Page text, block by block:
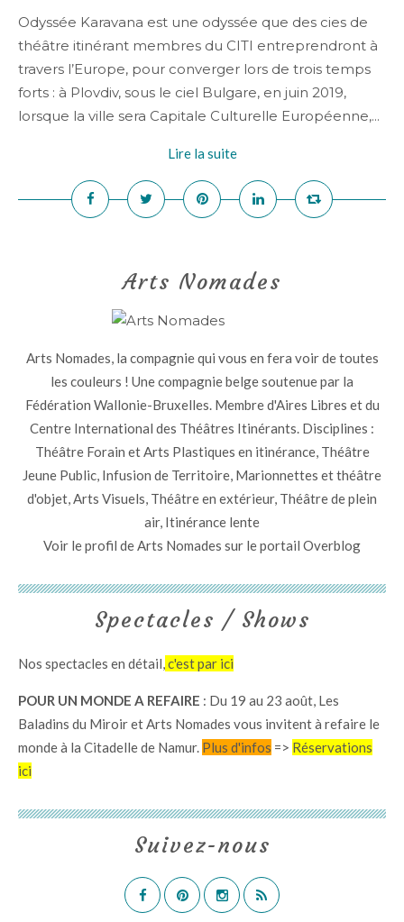
Odyssée Karavana est une odyssée que des cies de
théâtre itinérant membres du CITI entreprendront à
travers l’Europe, pour converger lors de trois temps
forts : à Plovdiv, sous le ciel Bulgare, en juin 2019,
lorsque la ville sera Capitale Culturelle Européenne,...
Lire la suite
Arts Nomades
Arts Nomades, la compagnie qui vous en fera voir de toutes
les couleurs ! Une compagnie belge soutenue par la
Fédération Wallonie-Bruxelles. Membre d'Aires Libres et du
Centre International des Théâtres Itinérants. Disciplines :
Théâtre Forain et Arts Plastiques en itinérance, Théâtre
Jeune Public, Infusion de Territoire, Marionnettes et théâtre
d'objet, Arts Visuels, Théâtre en extérieur, Théâtre de plein
air, Itinérance lente
Voir le profil deArts Nomades sur le portail Overblog
Suivez-nous
Spectacles / Shows
Nos spectacles en détail,c'est par ici
POUR UN MONDE A REFAIRE : Du 19 au 23 août, Les
Baladins du Miroir et Arts Nomades vous invitent à refaire le
monde à la Citadelle de Namur. Plus d'infos => Réservations
ici